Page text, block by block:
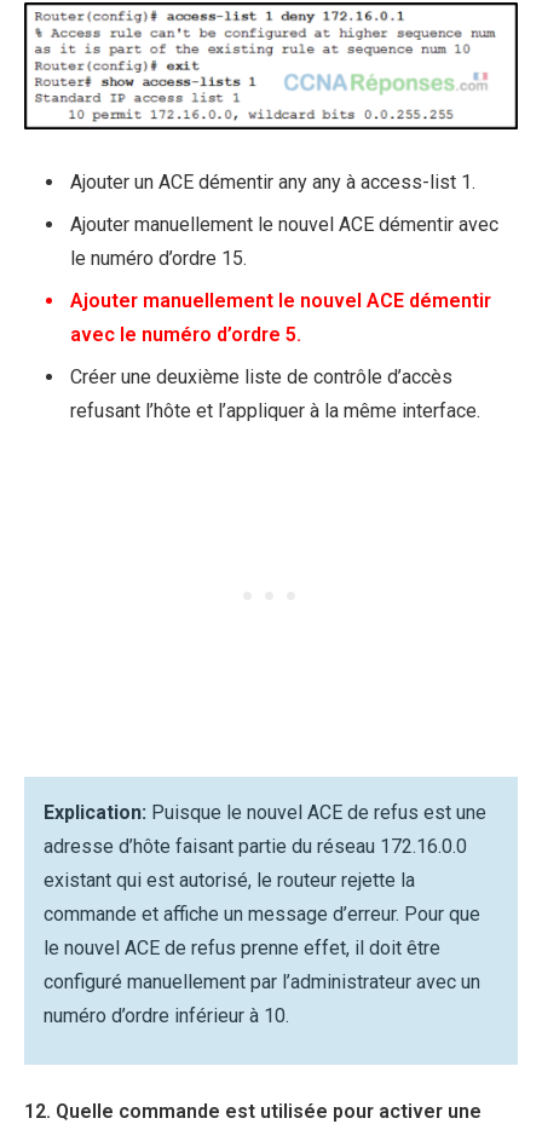
Ajouter un ACE démentir any any à access-list 1.
Ajouter manuellement le nouvel ACE démentir avec
le numéro d’ordre 15.
Ajouter manuellement le nouvel ACE démentir
avec le numéro d’ordre 5.
Créer une deuxième liste de contrôle d’accès
refusant l’hôte et l’appliquer à la même interface.
Explication: Puisque le nouvel ACE de refus est une
adresse d’hôte faisant partie du réseau 172.16.0.0
existant qui est autorisé, le routeur rejette la
commande et affiche un message d’erreur. Pour que
le nouvel ACE de refus prenne effet, il doit être
configuré manuellement par l’administrateur avec un
numéro d’ordre inférieur à 10.
12. Quelle commande est utilisée pour activer une